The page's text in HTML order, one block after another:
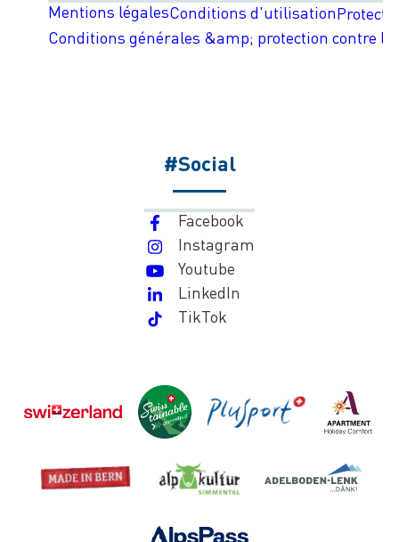
Mentions légalesConditions d'utilisation
Conditions générales &amp; protection contre
#Social
Facebook
Instagram
Youtube
LinkedIn
TikTok